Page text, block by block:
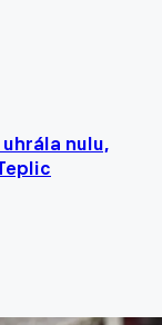
nulu,